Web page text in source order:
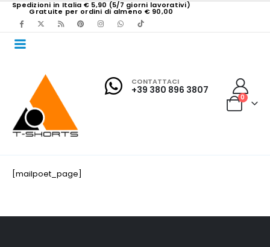
Spedizioni in Italia € 5,90 (5/7 giorni lavorativi)
Gratuite per ordini di almeno € 90,00
CONTATTACI
+39 380 896 3807
0
[mailpoet_page]